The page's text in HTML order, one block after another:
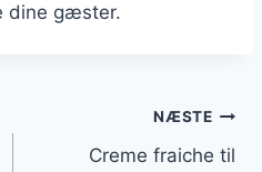
dine gæster.
NÆSTE
Creme fraiche til